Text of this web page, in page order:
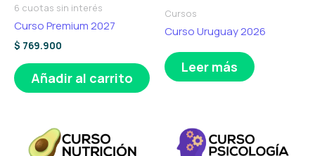
6 cuotas sin interés
Curso Premium 2027
$ 769.900
Añadir al carrito
Cursos
Curso Uruguay 2026
Leer más